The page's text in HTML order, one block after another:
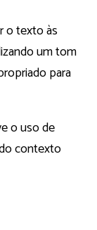
o texto às
um tom
para
o uso de
contexto